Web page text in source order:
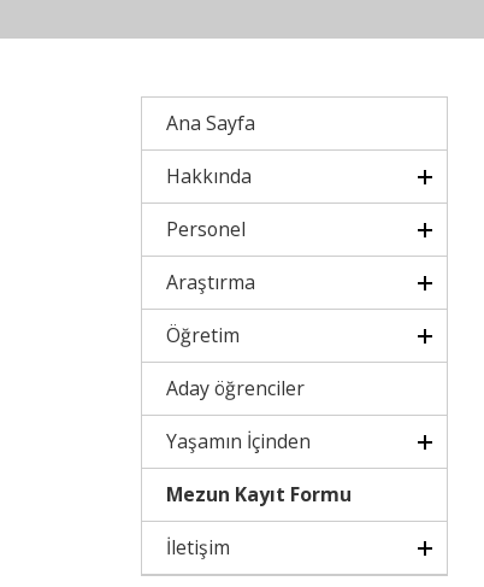
Ana Sayfa
Hakkında
Personel
Araştırma
Öğretim
Aday öğrenciler
Yaşamın İçinden
Mezun Kayıt Formu
İletişim